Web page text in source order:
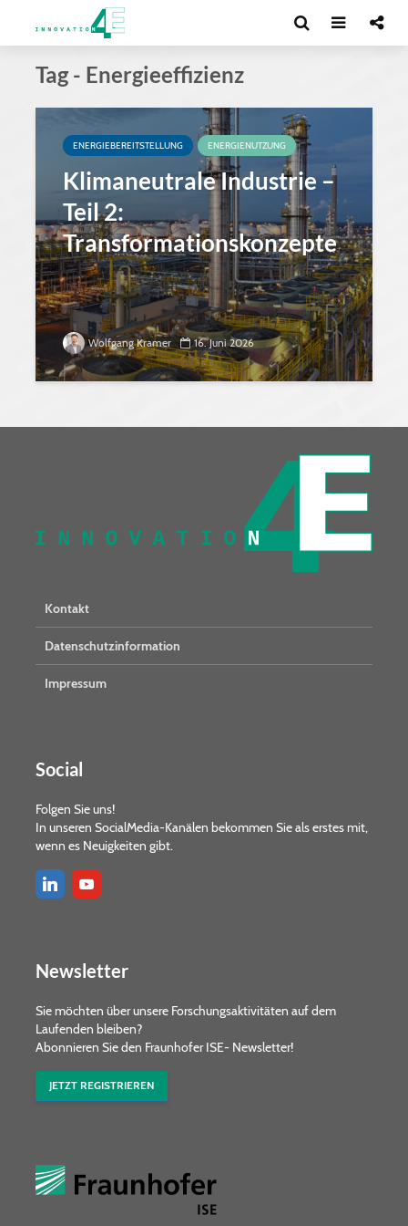
Tag - Energieeffizienz
ENERGIEBEREITSTELLUNG ENERGIENUTZUNG
Klimaneutrale Industrie –
Teil 2:
Transformationskonzepte
Wolfgang Kramer 16. Juni 2026
Kontakt
Datenschutzinformation
Impressum
Social
Folgen Sie uns!
In unseren SocialMedia-Kanälen bekommen Sie als erstes mit,
wenn es Neuigkeiten gibt.
Newsletter
Sie möchten über unsere Forschungs­aktivitäten auf dem
Laufenden bleiben?
Abonnieren Sie den Fraunhofer ISE- Newsletter!
JETZT REGISTRIEREN